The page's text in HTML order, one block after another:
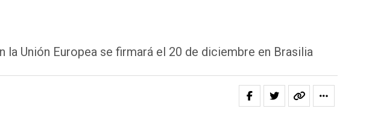
Unión Europea se firmará el 20 de diciembre en Brasilia